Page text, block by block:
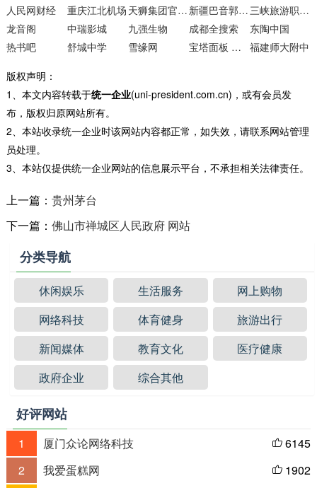
人民网财经
重庆江北机场 天狮集团官方网站 新疆巴音郭楞蒙古自治州
三峡旅游职业技术学院
龙音阁
中瑞影城 九强生物 成都全搜索
东陶中国
热书吧
舒城中学 雪缘网 宝塔面板 简单好用的Linux 福建师大附中
版权声明：
1、本文内容转载于统一企业(uni-president.com.cn)，或有会员发
布，版权归原网站所有。
2、本站收录统一企业时该网站内容都正常，如失效，请联系网站管理
员处理。
3、本站仅提供统一企业网站的信息展示平台，不承担相关法律责任。
上一篇： 贵州茅台
下一篇： 佛山市禅城区人民政府 网站
分类导航
休闲娱乐 生活服务
网上购物
网络科技
体育健身
旅游出行
新闻媒体
教育文化
医疗健康
政府企业
综合其他
好评网站
1 厦门众论网络科技  6145
2
我爱蛋糕网  1902